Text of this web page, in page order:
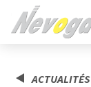
ACTUALITÉS